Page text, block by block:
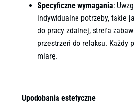
Specyficzne wymagania:
indywidualne potrzeby, takie
do pracy zdalnej, strefa
przestrzeń do relaksu. Każdy
miarę.
Upodobania estetyczne